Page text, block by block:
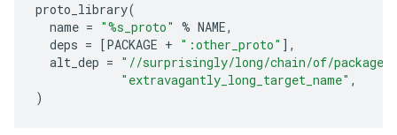
proto_library(
name = "%s_proto" % NAME,
deps = [PACKAGE + ":other_proto" ],
alt_dep = "//surprisingly/long/chain/of/package/
"extravagantly_long_target_name" ,
)